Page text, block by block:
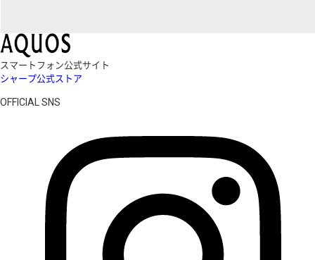
スマートフォン公式サイト
シャープ公式ストア
OFFICIAL SNS